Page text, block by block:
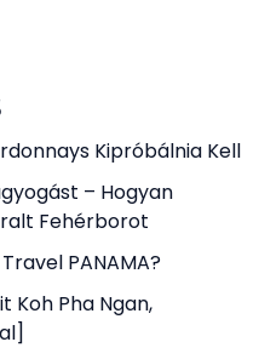
Kipróbálnia Kell
– Hogyan
Fehérborot
PANAMA?
Koh Pha Ngan,